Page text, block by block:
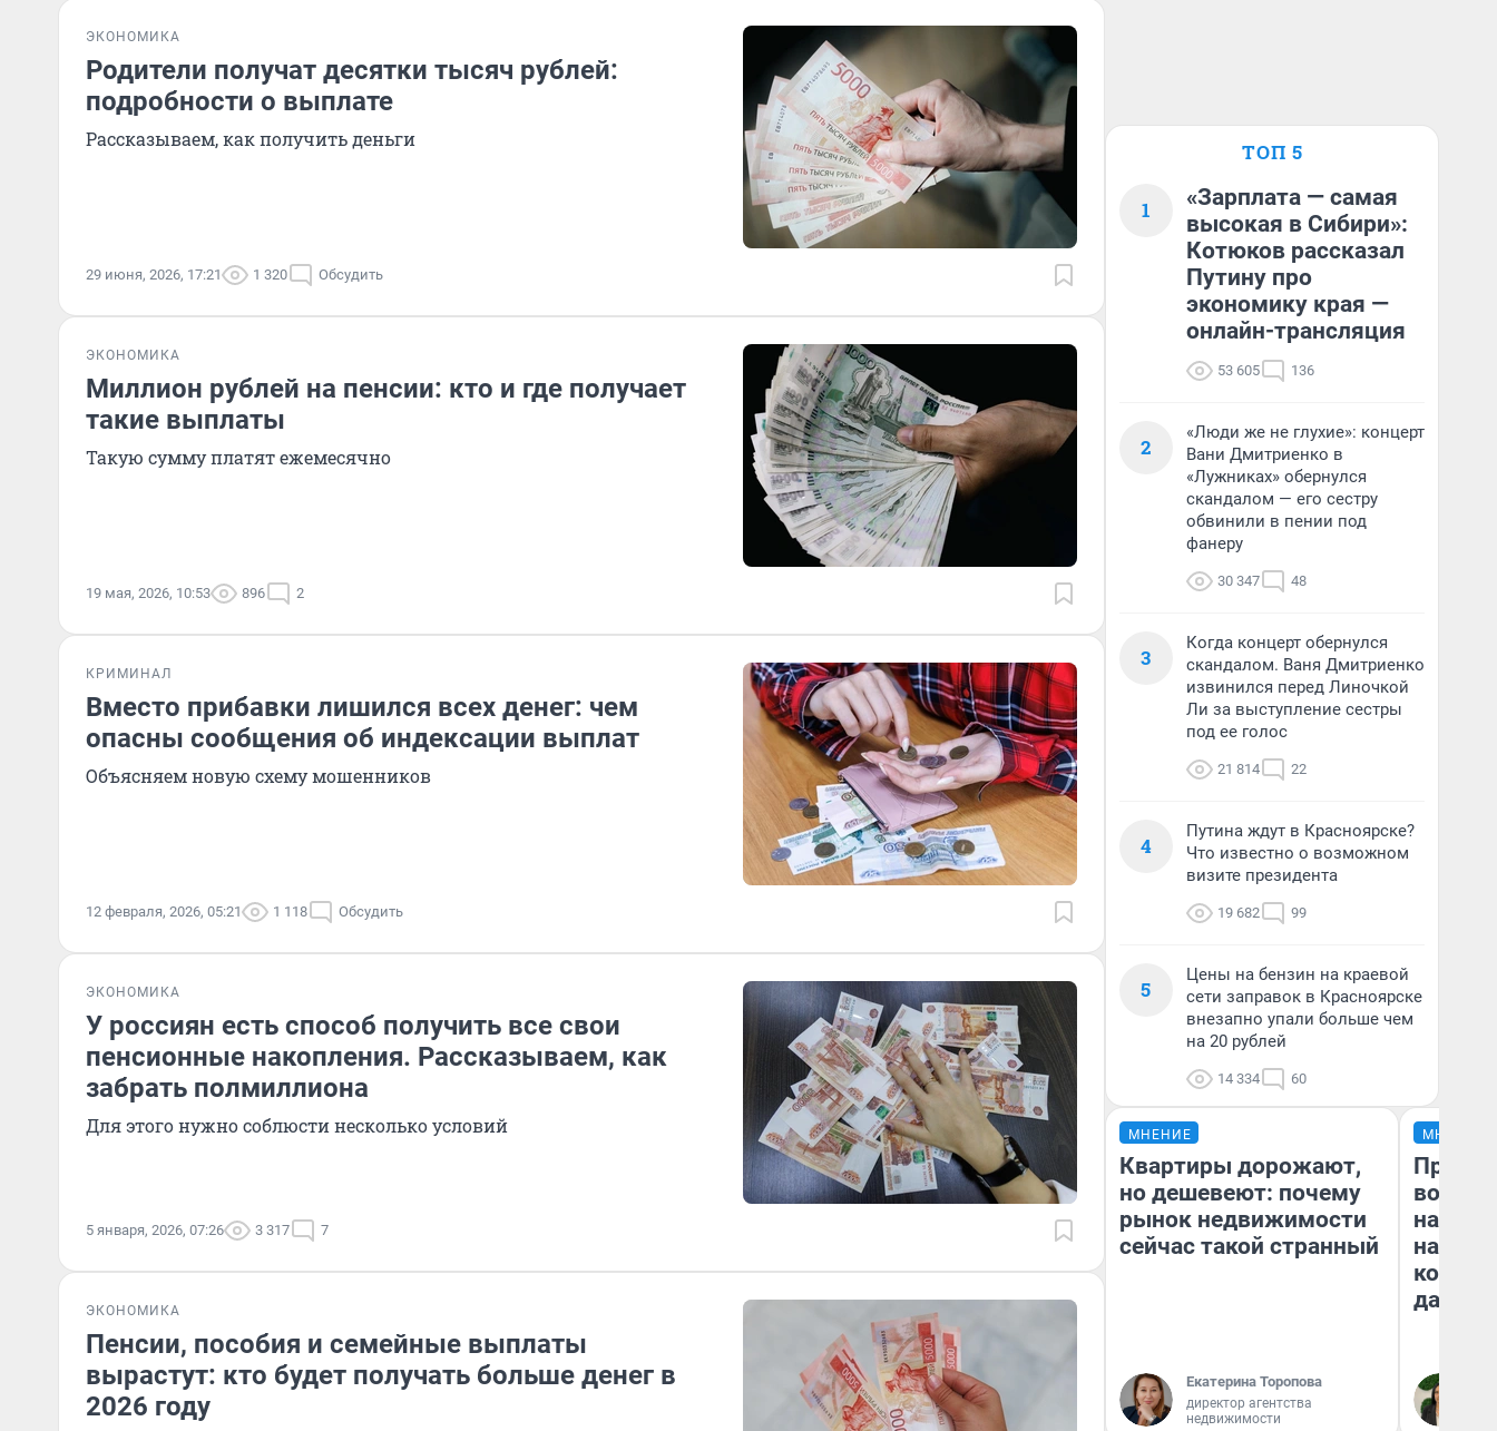
ЭКОНОМИКА
Родители получат десятки тысяч рублей:
подробности о выплате
Рассказываем, как получить деньги
29 июня, 2026, 17:21 1 320 Обсудить
ЭКОНОМИКА
Миллион рублей на пенсии: кто и где получает
такие выплаты
Такую сумму платят ежемесячно
19 мая, 2026, 10:53 896 2
КРИМИНАЛ
Вместо прибавки лишился всех денег: чем
опасны сообщения об индексации выплат
Объясняем новую схему мошенников
12 февраля, 2026, 05:21 1 118 Обсудить
ЭКОНОМИКА
У россиян есть способ получить все свои
пенсионные накопления. Рассказываем, как
забрать полмиллиона
Для этого нужно соблюсти несколько условий
5 января, 2026, 07:26 3 317 7
ЭКОНОМИКА
Пенсии, пособия и семейные выплаты
вырастут: кто будет получать больше денег в
2026 году
ТОП 5
1
«Зарплата — самая
высокая в Сибири»:
Котюков рассказал
Путину про
экономику края —
онлайн-трансляция
53 605 136
2
«Люди же не глухие»: концерт
Вани Дмитриенко в
«Лужниках» обернулся
скандалом — его сестру
обвинили в пении под
фанеру
30 347 48
3
Когда концерт обернулся
скандалом. Ваня Дмитриенко
извинился перед Линочкой
Ли за выступление сестры
под ее голос
21 814 22
4
Путина ждут в Красноярске?
Что известно о возможном
визите президента
19 682 99
5
Цены на бензин на краевой
сети заправок в Красноярске
внезапно упали больше чем
на 20 рублей
14 334 60
МНЕНИЕ
Квартиры дорожают,
но дешевеют: почему
рынок недвижимости
сейчас такой странный
Екатерина Торопова
директор агентства
недвижимости
МНЕНИЕ
нам
даже